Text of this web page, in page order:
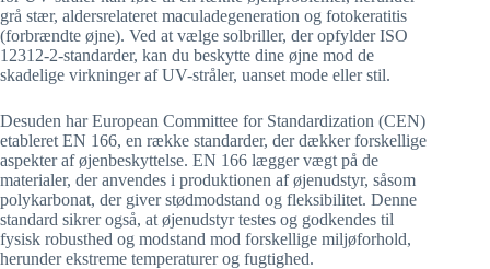
grå stær, aldersrelateret maculadegeneration og fotokeratitis
(forbrændte øjne). Ved at vælge solbriller, der opfylder ISO
12312-2-standarder, kan du beskytte dine øjne mod de
skadelige virkninger af UV-stråler, uanset mode eller stil.
Desuden har European Committee for Standardization (CEN)
etableret EN 166, en række standarder, der dækker forskellige
aspekter af øjenbeskyttelse. EN 166 lægger vægt på de
materialer, der anvendes i produktionen af øjenudstyr, såsom
polykarbonat, der giver stødmodstand og fleksibilitet. Denne
standard sikrer også, at øjenudstyr testes og godkendes til
fysisk robusthed og modstand mod forskellige miljøforhold,
herunder ekstreme temperaturer og fugtighed.